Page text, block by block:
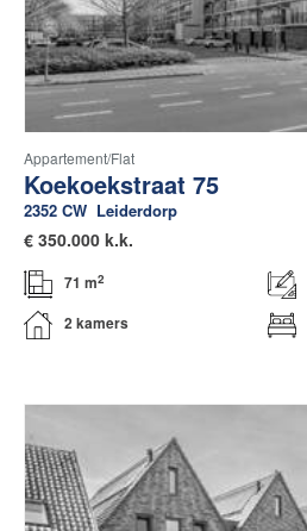
Appartement/flat
Koekoekstraat 75
2352 CW Leiderdorp
€ 350.000 k.k.
71 m2
2 kamers